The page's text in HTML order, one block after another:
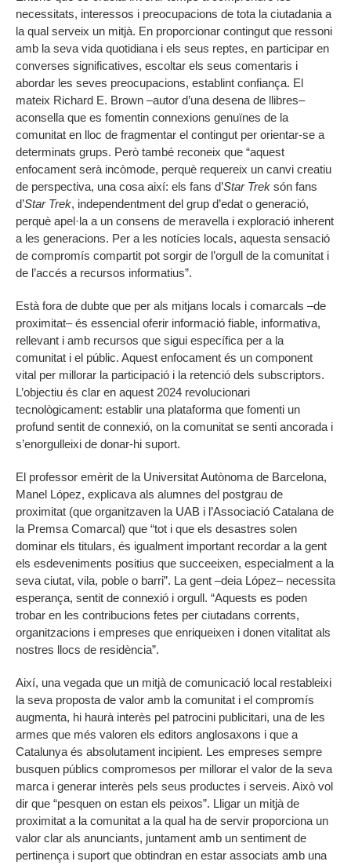
necessitats, interessos i preocupacions de tota la ciutadania a
la qual serveix un mitjà. En proporcionar contingut que ressoni
amb la seva vida quotidiana i els seus reptes, en participar en
converses significatives, escoltar els seus comentaris i
abordar les seves preocupacions, establint confiança. El
mateix Richard E. Brown –autor d’una desena de llibres–
aconsella que es fomentin connexions genuïnes de la
comunitat en lloc de fragmentar el contingut per orientar-se a
determinats grups. Però també reconeix que “aquest
enfocament serà incòmode, perquè requereix un canvi creatiu
de perspectiva, una cosa així: els fans d’Star Trek són fans
d’Star Trek, independentment del grup d’edat o generació,
perquè apel·la a un consens de meravella i exploració inherent
a les generacions. Per a les notícies locals, aquesta sensació
de compromís compartit pot sorgir de l’orgull de la comunitat i
de l’accés a recursos informatius”.
Està fora de dubte que per als mitjans locals i comarcals –de
proximitat– és essencial oferir informació fiable, informativa,
rellevant i amb recursos que sigui específica per a la
comunitat i el públic. Aquest enfocament és un component
vital per millorar la participació i la retenció dels subscriptors.
L’objectiu és clar en aquest 2024 revolucionari
tecnològicament: establir una plataforma que fomenti un
profund sentit de connexió, on la comunitat se senti ancorada i
s’enorgulleixi de donar-hi suport.
El professor emèrit de la Universitat Autònoma de Barcelona,
Manel López, explicava als alumnes del postgrau de
proximitat (que organitzaven la UAB i l’Associació Catalana de
la Premsa Comarcal) que “tot i que els desastres solen
dominar els titulars, és igualment important recordar a la gent
els esdeveniments positius que succeeixen, especialment a la
seva ciutat, vila, poble o barri”. La gent –deia López– necessita
esperança, sentit de connexió i orgull. “Aquests es poden
trobar en les contribucions fetes per ciutadans corrents,
organitzacions i empreses que enriqueixen i donen vitalitat als
nostres llocs de residència”.
Així, una vegada que un mitjà de comunicació local restableixi
la seva proposta de valor amb la comunitat i el compromís
augmenta, hi haurà interès pel patrocini publicitari, una de les
armes que més valoren els editors anglosaxons i que a
Catalunya és absolutament incipient. Les empreses sempre
busquen públics compromesos per millorar el valor de la seva
marca i generar interès pels seus productes i serveis. Això vol
dir que “pesquen on estan els peixos”. Lligar un mitjà de
proximitat a la comunitat a la qual ha de servir proporciona un
valor clar als anunciants, juntament amb un sentiment de
pertinença i suport que obtindran en estar associats amb una